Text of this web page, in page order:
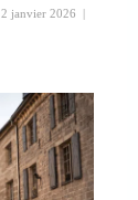
2 janvier 2026 |